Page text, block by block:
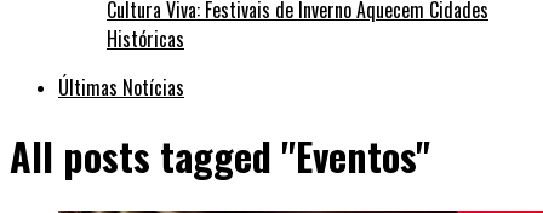
Cultura Viva: Festivais de Inverno Aquecem Cidades
Históricas
Últimas Notícias
All posts tagged "Eventos"